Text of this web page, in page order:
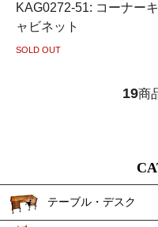
KAG0272-51: コーナーキ
ャビネット
SOLD OUT
19商
テーブル・デスク